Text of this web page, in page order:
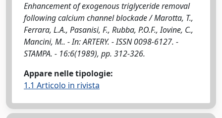
Enhancement of exogenous triglyceride removal
following calcium channel blockade / Marotta, T.,
Ferrara, L.A., Pasanisi, F., Rubba, P.O.F., Iovine, C.,
Mancini, M.. - In: ARTERY. - ISSN 0098-6127. -
STAMPA. - 16:6(1989), pp. 312-326.
Appare nelle tipologie:
1.1 Articolo in rivista